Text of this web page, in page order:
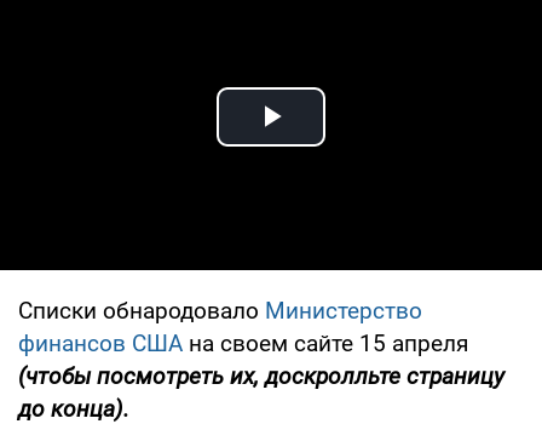
Play Video
Списки обнародовало Министерство
финансов США на своем сайте 15 апреля
(чтобы посмотреть их, доскролльте страницу
до конца).